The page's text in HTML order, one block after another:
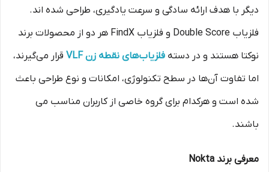
دیگر با هدف ارائه سادگی و سرعت یادگیری، طراحی شده اند.
فلزیاب Double Score و فلزیاب FindX هر دو از محصولات برند
نوکتا هستند و در دسته فلزیاب‌های نقطه زن VLF
قرار می‌گیرند،
اما تفاوت آن‌ها در سطح تکنولوژی، امکانات و نوع طراحی باعث
شده است و هرکدام برای گروه خاصی از کاربران مناسب می
باشند.
معرفی برند Nokta